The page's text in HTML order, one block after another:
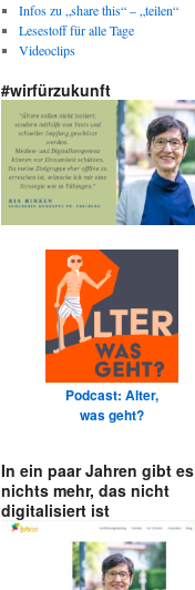
Infos zu „share this“ – „teilen“
Lesestoff für alle Tage
Videoclips
#wirfürzukunft
Podcast: Alter,
was geht?
In ein paar Jahren gibt es
nichts mehr, das nicht
digitalisiert ist